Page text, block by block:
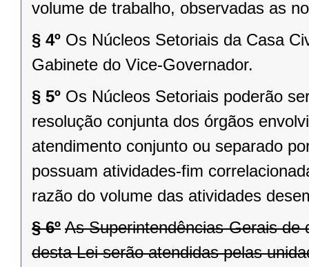
volume de trabalho, observadas as
§ 4º Os Núcleos Setoriais da Casa
Gabinete do Vice-Governador.
§ 5º Os Núcleos Setoriais poderão
resolução conjunta dos órgãos
atendimento conjunto ou separado
possuam atividades-fim
razão do volume das atividades
§ 6º As Superintendências-Gerais de
desta Lei serão atendidas pelas